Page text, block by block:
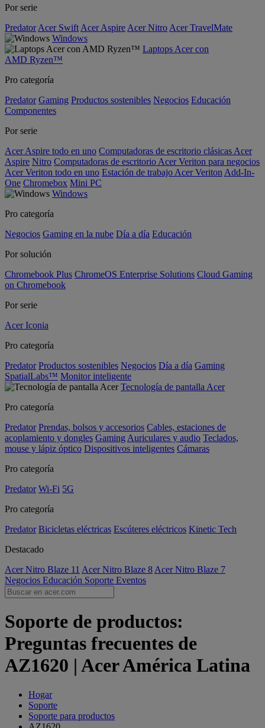
Por serie
Predator Acer Swift Acer Aspire Acer Nitro Acer TravelMate
Windows
Laptops Acer con
AMD Ryzen™
Pro categoría
Predator Gaming Productos sostenibles Negocios Educación
Componentes
Por serie
Acer Aspire todo en uno Computadoras de escritorio clásicas Acer
Aspire Nitro Computadoras de escritorio Acer Veriton para negocios
Acer Veriton todo en uno Estación de trabajo Acer Veriton Add-In-
One Chromebox Mini PC
Windows
Pro categoría
Negocios Gaming en la nube Día a día Educación
Por solución
Chromebook Plus ChromeOS Enterprise Solutions Cloud Gaming
on Chromebook
Por serie
Acer Iconia
Pro categoría
Predator Productos sostenibles Negocios Día a día Gaming
SpatialLabs™ Monitor inteligente
Tecnología de pantalla Acer
Pro categoría
Predator Prendas, bolsos y accesorios Cables, estaciones de
acoplamiento y dongles Gaming Auriculares y audio Teclados,
mouse y lápiz óptico Dispositivos inteligentes Cámaras
Pro categoría
Predator Wi-Fi 5G
Pro categoría
Predator Bicicletas eléctricas Escúteres eléctricos Kinetic Tech
Destacado
Acer Nitro Blaze 11 Acer Nitro Blaze 8 Acer Nitro Blaze 7
Negocios Educación Soporte Eventos
Soporte de productos:
Preguntas frecuentes de
AZ1620 | Acer América Latina
Hogar
Soporte
Soporte para productos